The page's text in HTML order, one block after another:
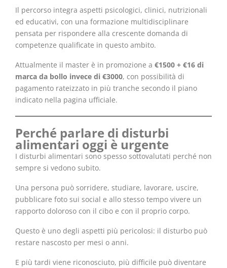
Il percorso integra aspetti psicologici, clinici, nutrizionali
ed educativi, con una formazione multidisciplinare
pensata per rispondere alla crescente domanda di
competenze qualificate in questo ambito.
Attualmente il master è in promozione a €1500 + €16 di
marca da bollo invece di €3000, con possibilità di
pagamento rateizzato in più tranche secondo il piano
indicato nella pagina ufficiale.
Perché parlare di disturbi
alimentari oggi è urgente
I disturbi alimentari sono spesso sottovalutati perché non
sempre si vedono subito.
Una persona può sorridere, studiare, lavorare, uscire,
pubblicare foto sui social e allo stesso tempo vivere un
rapporto doloroso con il cibo e con il proprio corpo.
Questo è uno degli aspetti più pericolosi: il disturbo può
restare nascosto per mesi o anni.
E più tardi viene riconosciuto, più difficile può diventare